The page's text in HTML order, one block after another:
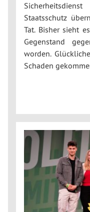
Staatsschutz
Tat. Bisher sieht
Gegenstand
worden.
Schaden